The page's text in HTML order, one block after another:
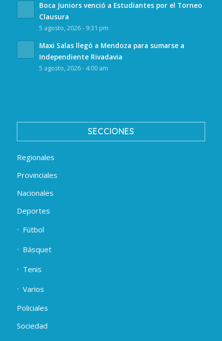
Boca Juniors venció a Estudiantes por el Torneo
Clausura
5 agosto, 2026 - 9:31 pm
Maxi Salas llegó a Mendoza para sumarse a
Independiente Rivadavia
5 agosto, 2026 - 4:00 am
SECCIONES
Regionales
Provinciales
Nacionales
Deportes
Fútbol
Básquet
Tenis
Varios
Policiales
Sociedad